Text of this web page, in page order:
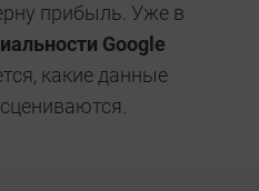
прибыль. Уже в
Google
какие данные